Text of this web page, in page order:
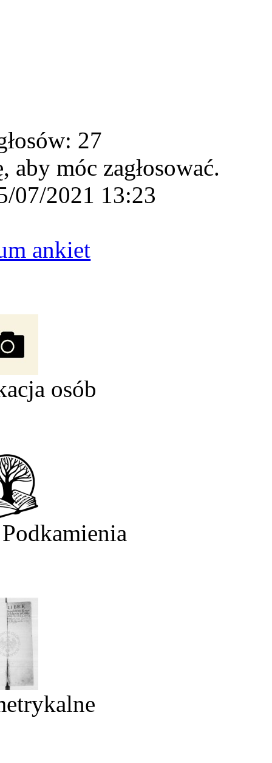
27
aby móc zagłosować.
07/2021 13:23
ankiet
osób